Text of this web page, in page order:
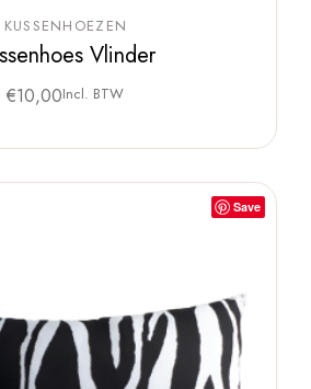
KUSSENHOEZEN
Vlinder
€10,00Incl. BTW
Save